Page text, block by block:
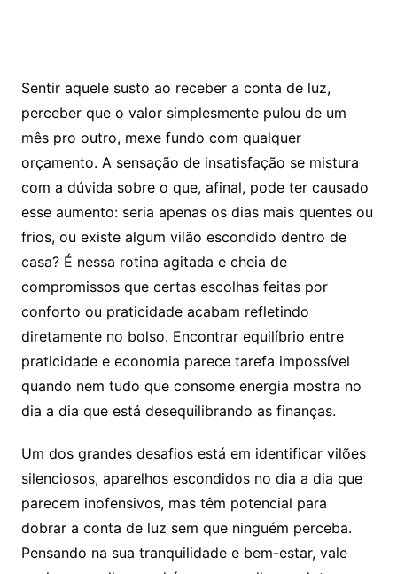
Sentir aquele susto ao receber a conta de luz,
perceber que o valor simplesmente pulou de um
mês pro outro, mexe fundo com qualquer
orçamento. A sensação de insatisfação se mistura
com a dúvida sobre o que, afinal, pode ter causado
esse aumento: seria apenas os dias mais quentes ou
frios, ou existe algum vilão escondido dentro de
casa? É nessa rotina agitada e cheia de
compromissos que certas escolhas feitas por
conforto ou praticidade acabam refletindo
diretamente no bolso. Encontrar equilíbrio entre
praticidade e economia parece tarefa impossível
quando nem tudo que consome energia mostra no
dia a dia que está desequilibrando as finanças.
Um dos grandes desafios está em identificar vilões
silenciosos, aparelhos escondidos no dia a dia que
parecem inofensivos, mas têm potencial para
dobrar a conta de luz sem que ninguém perceba.
Pensando na sua tranquilidade e bem-estar, vale